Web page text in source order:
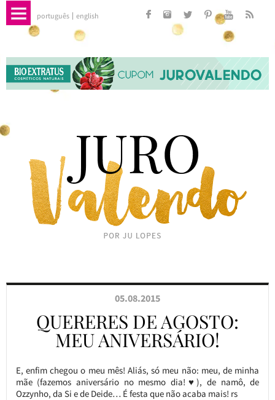
português english
05.08.2015
QUERERES DE AGOSTO:
MEU ANIVERSÁRIO!
E, enfim chegou o meu mês! Aliás, só meu não: meu, de minha
mãe (fazemos aniversário no mesmo dia!♥), de namô, de
Ozzynho, da Si e de Deide… É festa que não acaba mais! rs